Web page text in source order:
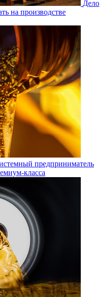
Дело
на производстве
предприниматель
класса